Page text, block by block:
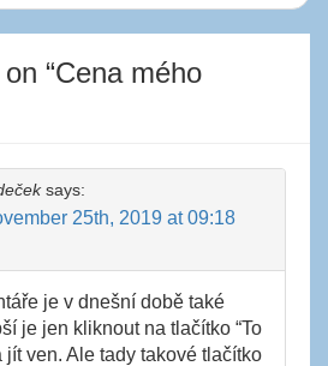
“Cena mého
says:
25th, 2019 at 09:18
je v dnešní době také
je jen kliknout na tlačítko “To
jít ven. Ale tady takové tlačítko